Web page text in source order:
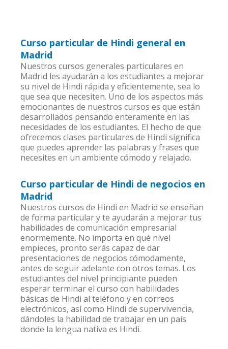
Curso particular de Hindi general en
Madrid
Nuestros cursos generales particulares en
Madrid les ayudarán a los estudiantes a mejorar
su nivel de Hindi rápida y eficientemente, sea lo
que sea que necesiten. Uno de los aspectos más
emocionantes de nuestros cursos es que están
desarrollados pensando enteramente en las
necesidades de los estudiantes. El hecho de que
ofrecemos clases particulares de Hindi significa
que puedes aprender las palabras y frases que
necesites en un ambiente cómodo y relajado.
Curso particular de Hindi de negocios en
Madrid
Nuestros cursos de Hindi en Madrid se enseñan
de forma particular y te ayudarán a mejorar tus
habilidades de comunicación empresarial
enormemente. No importa en qué nivel
empieces, pronto serás capaz de dar
presentaciones de negocios cómodamente,
antes de seguir adelante con otros temas. Los
estudiantes del nivel principiante pueden
esperar terminar el curso con habilidades
básicas de Hindi al teléfono y en correos
electrónicos, así como Hindi de supervivencia,
dándoles la habilidad de trabajar en un país
donde la lengua nativa es Hindi.